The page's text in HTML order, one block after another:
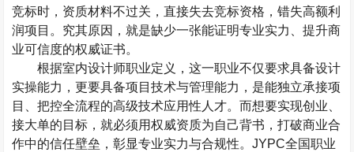
竞标时，资质材料不过关，直接失去竞标资格，错失高额利
润项目。究其原因，就是缺少一张能证明专业实力、提升商
业可信度的权威证书。
根据室内设计师职业定义，这一职业不仅要求具备设计
实操能力，更要具备项目技术与管理能力，是能独立承接项
目、把控全流程的高级技术应用性人才。而想要实现创业、
接大单的目标，就必须用权威资质为自己背书，打破商业合
作中的信任壁垒，彰显专业实力与合规性。JYPC全国职业